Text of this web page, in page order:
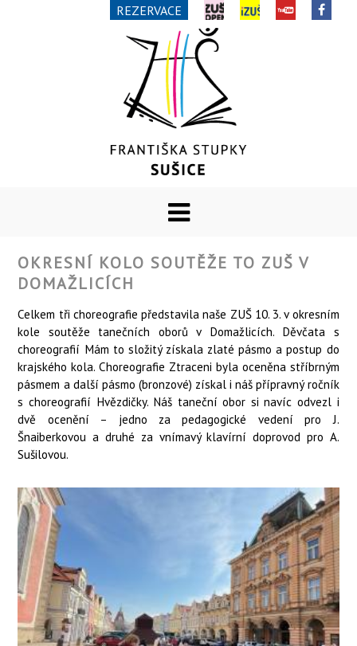
REZERVACE
OKRESNÍ KOLO SOUTĚŽE TO ZUŠ V
DOMAŽLICÍCH
Celkem tři choreografie představila naše ZUŠ 10. 3. v okresním
kole soutěže tanečních oborů v Domažlicích. Děvčata s
choreografií Mám to složitý získala zlaté pásmo a postup do
krajského kola. Choreografie Ztraceni byla oceněna stříbrným
pásmem a další pásmo (bronzové) získal i náš přípravný ročník
s choreografií Hvězdičky. Náš taneční obor si navíc odvezl i
dvě ocenění – jedno za pedagogické vedení pro J.
Šnaiberkovou a druhé za vnímavý klavírní doprovod pro A.
Sušilovou.